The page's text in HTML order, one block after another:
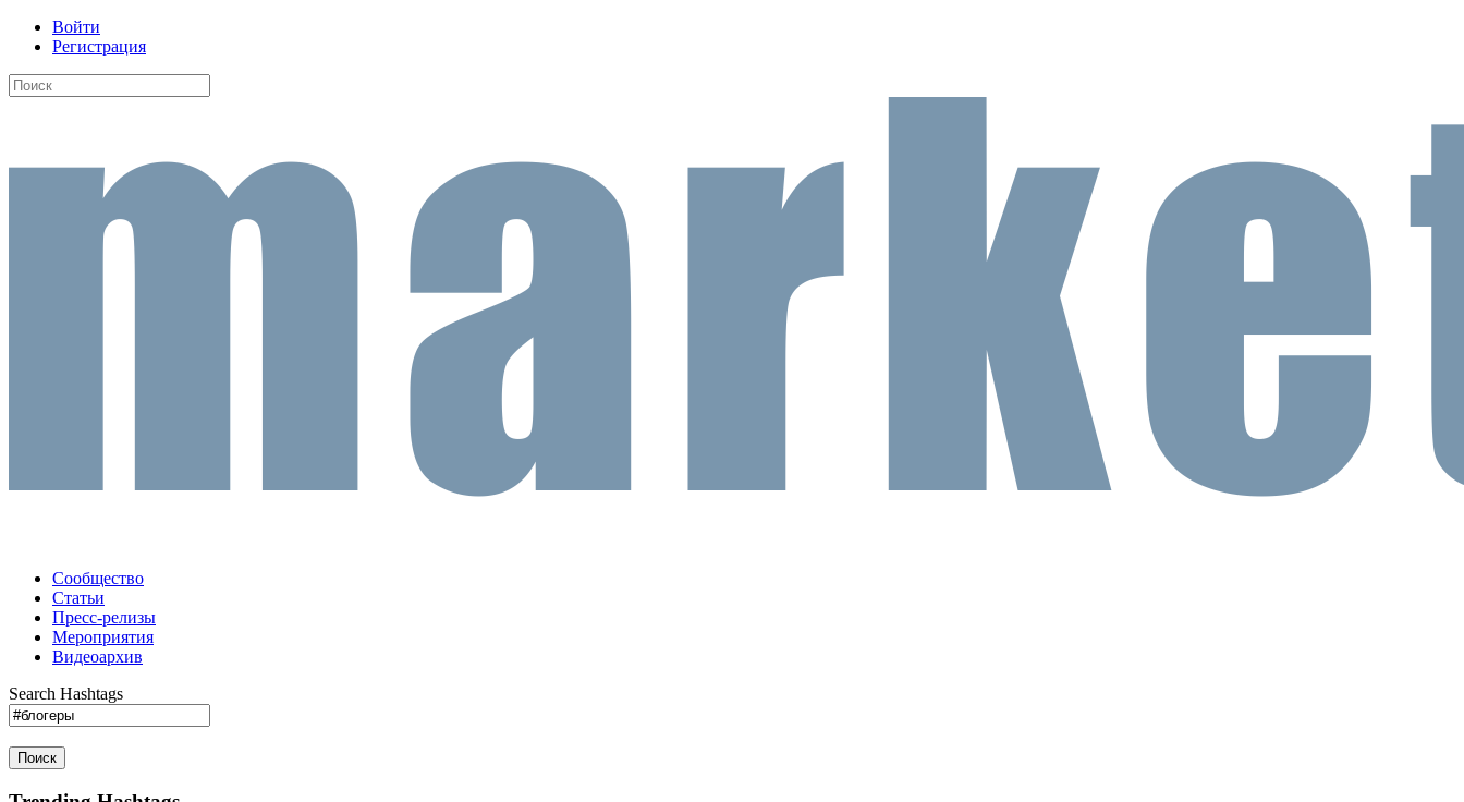
Войти
Регистрация
Сообщество
Статьи
Пресс-релизы
Мероприятия
Видеоархив
Search Hashtags
Поиск